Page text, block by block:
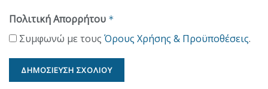
Πολιτική Απορρήτου *
Συμφωνώ με τους Όρους Χρήσης & Προϋποθέσεις.